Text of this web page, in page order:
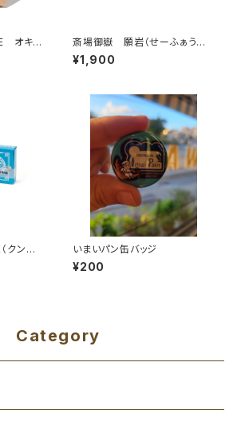
オキナ
ー
斎場御嶽 願岩（せーふぁうた
き うがん）
¥1,900
クンペ
いまいパン缶バッジ
¥200
Category